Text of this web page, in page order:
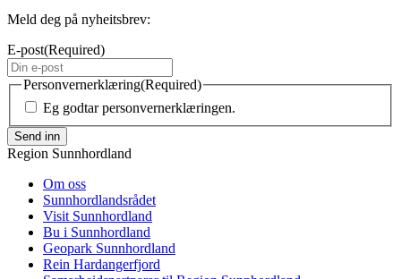
Meld deg på nyheitsbrev:
E-post(Required)
Personvernerklæring(Required)
Eg godtar personvernerklæringen.
Send inn
Region Sunnhordland
Om oss
Sunnhordlandsrådet
Visit Sunnhordland
Bu i Sunnhordland
Geopark Sunnhordland
Rein Hardangerfjord